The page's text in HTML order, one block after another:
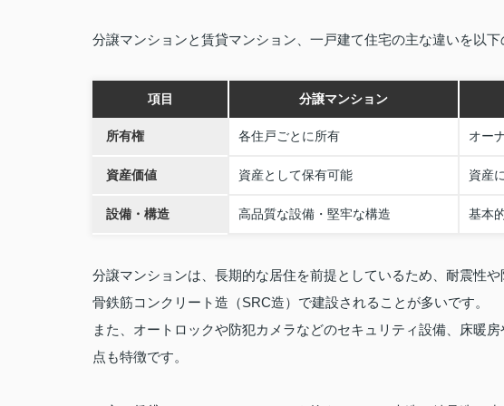
分譲マンションと賃貸マンション、一戸建て住宅の主な違いを以下
項目 分譲マンション
所有権 各住戸ごとに所有 オー
資産価値 資産として保有可能 資産
設備・構造 高品質な設備・堅牢な構造 基本
分譲マンションは、長期的な居住を前提としているため、耐震性
骨鉄筋コンクリート造（SRC造）で建設されることが多いです。
また、オートロックや防犯カメラなどのセキュリティ設備、床暖
点も特徴です。